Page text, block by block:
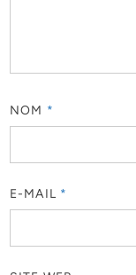
NOM *
E-MAIL *